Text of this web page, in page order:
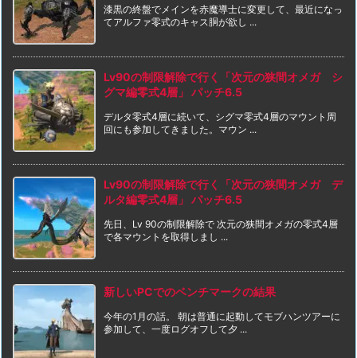
漆黒の終盤でメインを赤魔導士に変更して、最近になっ
てアルファ零式のキャス胴が欲し ...
Lv90の制限解除で行く「次元の狭間オメガ シ
グマ編零式4層」 パッチ6.5
デルタ零式4層に続いて、シグマ零式4層のマウント周
回にも参加してきました。マウン ...
Lv90の制限解除で行く「次元の狭間オメガ デ
ルタ編零式4層」 パッチ6.5
先日、Lv 90の制限解除で 次元の狭間オメガの零式4層
で各マウントを取得しまし ...
新しいPCでのベンチマークの結果
今年の1月の話。 朝は普通に起動してモブハンツアーに
参加して、一度ログオフして夕 ...